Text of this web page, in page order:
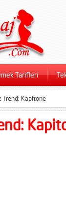
Tarifleri
Trend: Kapitone